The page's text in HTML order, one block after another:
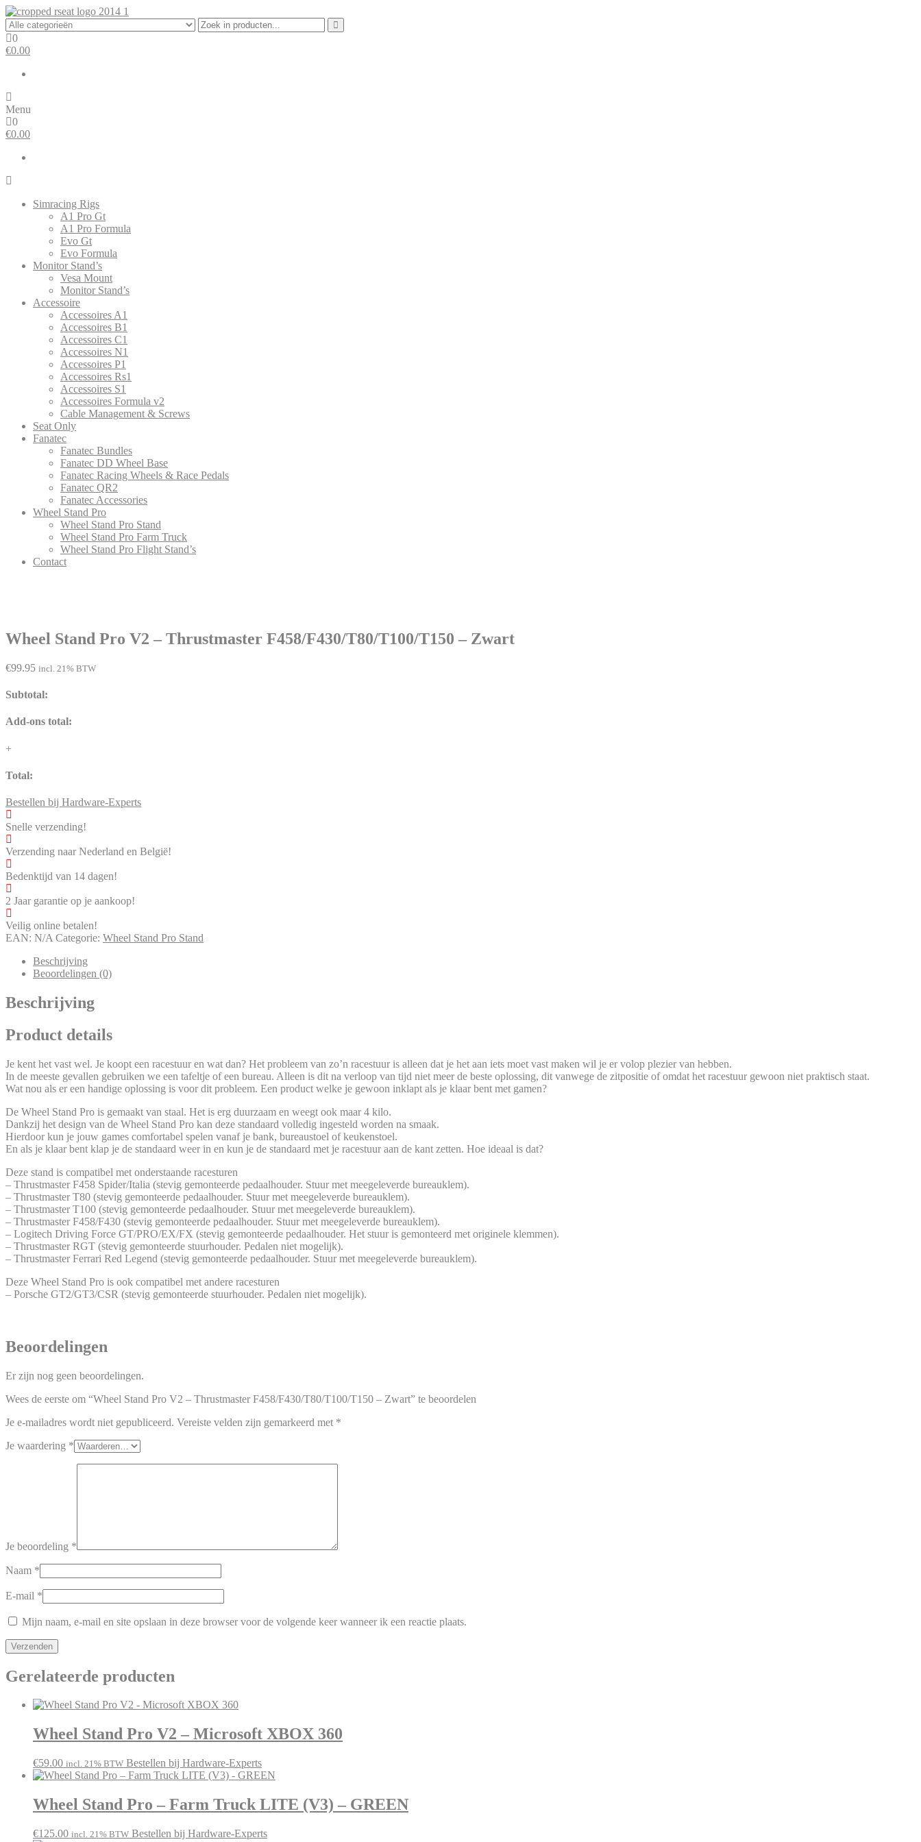
De officiële Nederlandse distributeur!
0
€0.00
Menu
0
€0.00
Simracing Rigs
A1 Pro Gt
A1 Pro Formula
Evo Gt
Evo Formula
Monitor Stand’s
Vesa Mount
Monitor Stand’s
Accessoire
Accessoires A1
Accessoires B1
Accessoires C1
Accessoires N1
Accessoires P1
Accessoires Rs1
Accessoires S1
Accessoires Formula v2
Cable Management & Screws
Seat Only
Fanatec
Fanatec Bundles
Fanatec DD Wheel Base
Fanatec Racing Wheels & Race Pedals
Fanatec QR2
Fanatec Accessories
Wheel Stand Pro
Wheel Stand Pro Stand
Wheel Stand Pro Farm Truck
Wheel Stand Pro Flight Stand’s
Contact
Wheel Stand Pro V2 – Thrustmaster F458/F430/T80/T100/T150 – Zwart
€99.95 incl. 21% BTW
Subtotal:
Add-ons total:
+
Total:
Bestellen bij Hardware-Experts
Snelle verzending!
Verzending naar Nederland en België!
Bedenktijd van 14 dagen!
2 Jaar garantie op je aankoop!
Veilig online betalen!
EAN: N/A Categorie: Wheel Stand Pro Stand
Beschrijving
Beoordelingen (0)
Beschrijving
Product details
Je kent het vast wel. Je koopt een racestuur en wat dan? Het probleem van zo’n racestuur is alleen dat je het aan iets moet vast maken wil je er volop plezier van hebben.
In de meeste gevallen gebruiken we een tafeltje of een bureau. Alleen is dit na verloop van tijd niet meer de beste oplossing, dit vanwege de zitpositie of omdat het racestuur gewoon niet praktisch staat.
Wat nou als er een handige oplossing is voor dit probleem. Een product welke je gewoon inklapt als je klaar bent met gamen?
De Wheel Stand Pro is gemaakt van staal. Het is erg duurzaam en weegt ook maar 4 kilo.
Dankzij het design van de Wheel Stand Pro kan deze standaard volledig ingesteld worden na smaak.
Hierdoor kun je jouw games comfortabel spelen vanaf je bank, bureaustoel of keukenstoel.
En als je klaar bent klap je de standaard weer in en kun je de standaard met je racestuur aan de kant zetten. Hoe ideaal is dat?
Deze stand is compatibel met onderstaande racesturen
– Thrustmaster F458 Spider/Italia (stevig gemonteerde pedaalhouder. Stuur met meegeleverde bureauklem).
– Thrustmaster T80 (stevig gemonteerde pedaalhouder. Stuur met meegeleverde bureauklem).
– Thrustmaster T100 (stevig gemonteerde pedaalhouder. Stuur met meegeleverde bureauklem).
– Thrustmaster F458/F430 (stevig gemonteerde pedaalhouder. Stuur met meegeleverde bureauklem).
– Logitech Driving Force GT/PRO/EX/FX (stevig gemonteerde pedaalhouder. Het stuur is gemonteerd met originele klemmen).
– Thrustmaster RGT (stevig gemonteerde stuurhouder. Pedalen niet mogelijk).
– Thrustmaster Ferrari Red Legend (stevig gemonteerde pedaalhouder. Stuur met meegeleverde bureauklem).
Deze Wheel Stand Pro is ook compatibel met andere racesturen
– Porsche GT2/GT3/CSR (stevig gemonteerde stuurhouder. Pedalen niet mogelijk).
Beoordelingen
Er zijn nog geen beoordelingen.
Wees de eerste om “Wheel Stand Pro V2 – Thrustmaster F458/F430/T80/T100/T150 – Zwart” te beoordelen
Je e-mailadres wordt niet gepubliceerd. Vereiste velden zijn gemarkeerd met *
Je waardering *
Je beoordeling *
Naam *
E-mail *
Mijn naam, e-mail en site opslaan in deze browser voor de volgende keer wanneer ik een reactie plaats.
Gerelateerde producten
Wheel Stand Pro V2 – Microsoft XBOX 360
€59.00 incl. 21% BTW Bestellen bij Hardware-Experts
Wheel Stand Pro – Farm Truck LITE (V3) – GREEN
€125.00 incl. 21% BTW Bestellen bij Hardware-Experts